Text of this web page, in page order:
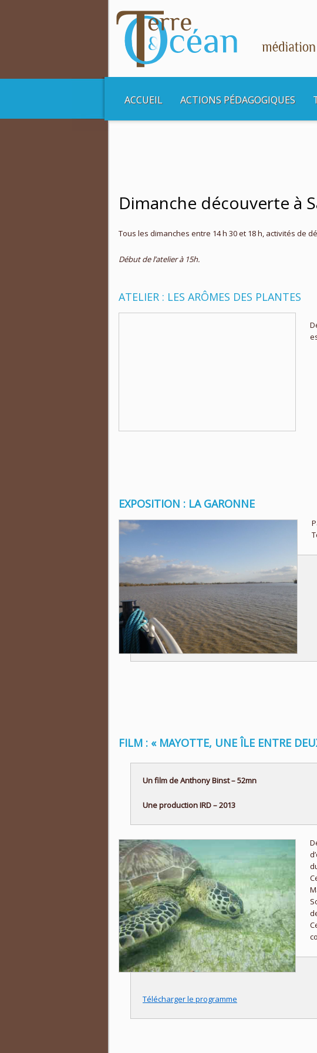
ACCUEIL ACTIONS PÉDAGOGIQUES
Dimanche découverte à
Tous les dimanches entre 14 h 30 et 18 h, activités de
Début de l’atelier à 15h.
ATELIER : LES ARÔMES DES PLANTES
EXPOSITION : LA GARONNE
FILM : « MAYOTTE, UNE ÎLE ENTRE
Un film de Anthony Binst – 52mn
Une production IRD – 2013
Télécharger le programme